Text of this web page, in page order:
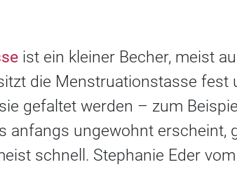
ist ein kleiner Becher, meist
die Menstruationstasse fest
gefaltet werden – zum
anfangs ungewohnt erscheint,
schnell. Stephanie Eder